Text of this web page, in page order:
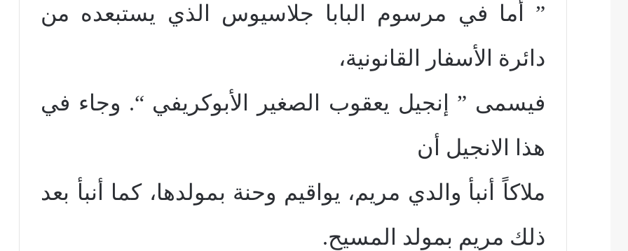
” أما في مرسوم البابا جلاسيوس الذي يستبعده من
دائرة الأسفار القانونية،
فيسمى ” إنجيل يعقوب الصغير الأبوكريفي “. وجاء في
هذا الانجيل أن
ملاكاً أنبأ والدي مريم، يواقيم وحنة بمولدها، كما أنبأ بعد
ذلك مريم بمولد المسيح.